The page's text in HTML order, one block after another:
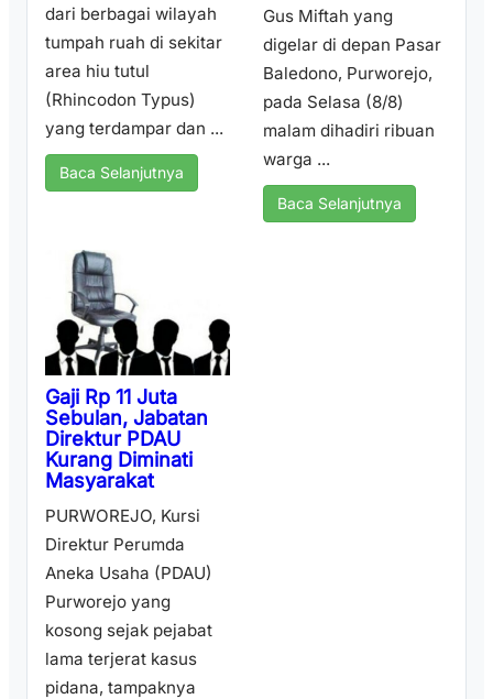
dari berbagai wilayah
tumpah ruah di sekitar
area hiu tutul
(Rhincodon Typus)
yang terdampar dan ...
Baca Selanjutnya
Gus Miftah yang
digelar di depan Pasar
Baledono, Purworejo,
pada Selasa (8/8)
malam dihadiri ribuan
warga ...
Baca Selanjutnya
Gaji Rp 11 Juta
Sebulan, Jabatan
Direktur PDAU
Kurang Diminati
Masyarakat
PURWOREJO, Kursi
Direktur Perumda
Aneka Usaha (PDAU)
Purworejo yang
kosong sejak pejabat
lama terjerat kasus
pidana, tampaknya